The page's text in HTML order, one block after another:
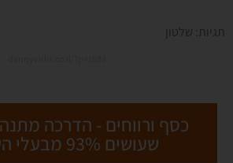
תגיות: שלטון
כסף ורווחים - הדרכה
שעושים 93% מבעלי העסקים